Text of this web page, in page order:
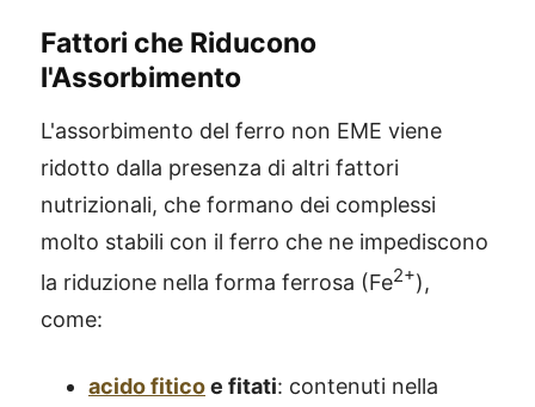
Fattori che Riducono
l'Assorbimento
L'assorbimento del ferro non EME viene
ridotto dalla presenza di altri fattori
nutrizionali, che formano dei complessi
molto stabili con il ferro che ne impediscono
la riduzione nella forma ferrosa (Fe2+),
come:
acido fiticoe fitati: contenuti nella